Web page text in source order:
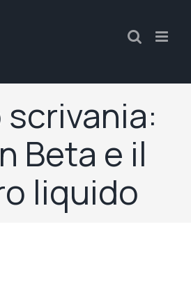
Beta e il
liquido